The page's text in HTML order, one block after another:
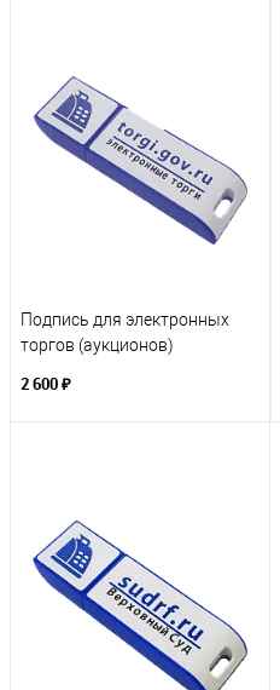
Подпись для электронных
торгов (аукционов)
2 600 ₽